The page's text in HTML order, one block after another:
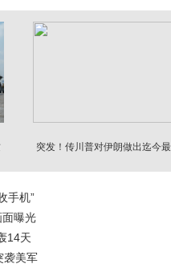
突发！传川普对伊朗做出迄今最
手机”
曝光
14天
袭美军